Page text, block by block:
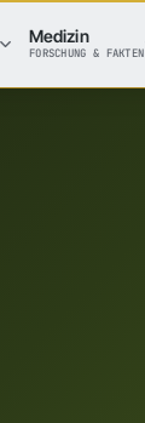
Medizin
FORSCHUNG & FAKTEN